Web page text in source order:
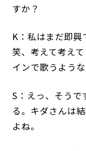
すか？
K：私はまだ即
笑、考えて考え
インで歌うよう
S：えっ、そうで
る。キダさんは
よね。